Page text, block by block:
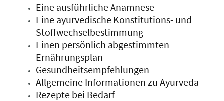
Eine ausführliche Anamnese
Eine ayurvedische Konstitutions- und
Stoffwechselbestimmung
Einen persönlich abgestimmten
Ernährungsplan
Gesundheitsempfehlungen
Allgemeine Informationen zu Ayurveda
Rezepte bei Bedarf